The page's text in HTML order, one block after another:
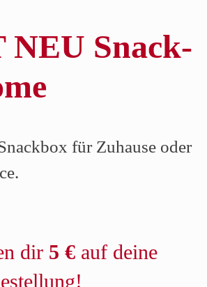
NEU Snack-
für Zuhause oder
dir 5 € auf deine